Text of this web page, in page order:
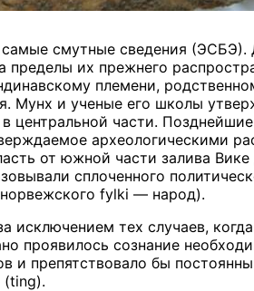
смутные сведения (ЭСБЭ).
пределы их прежнего
племени,
Мунх и ученые его школы
центральной части.
археологическими
от южной части залива
сплоченного
fylki — народ).
тех случаев,
проявилось сознание
и препятствовало бы
(ting).